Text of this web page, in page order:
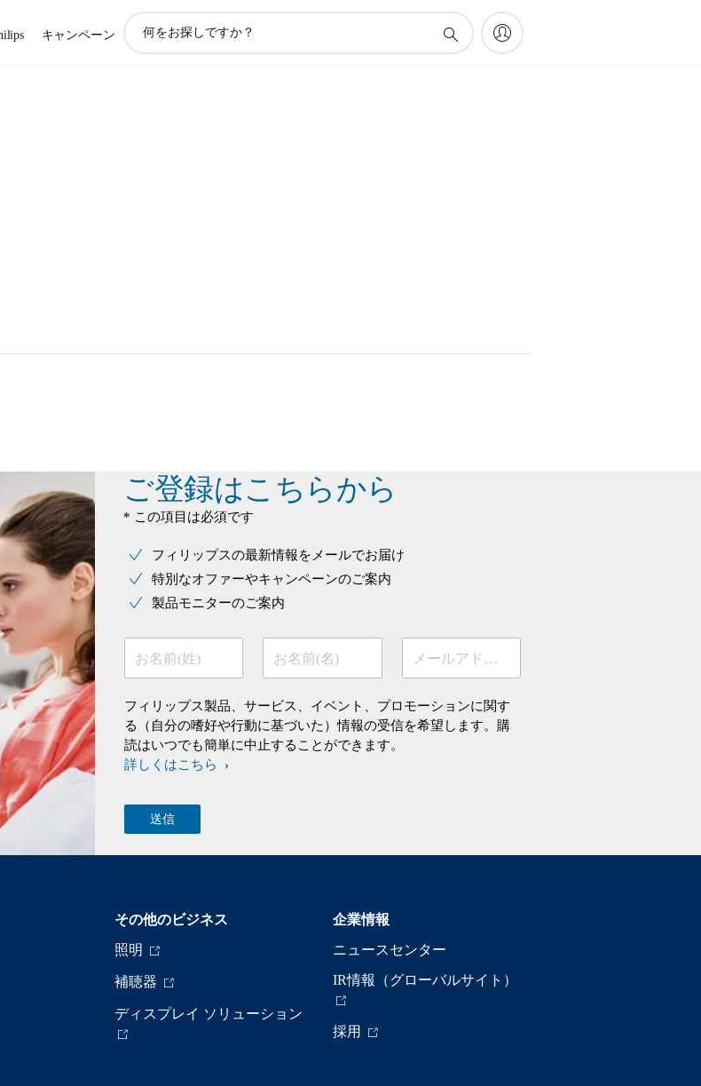
キャンペーン
ご登録はこちらから
* この項目は必須です
フィリップスの最新情報をメールでお届け
特別なオファーやキャンペーンのご案内
製品モニターのご案内
お名前(姓) お名前(名) メールアドレス
フィリップス製品、サービス、イベント、プロモーションに関す
る（自分の嗜好や行動に基づいた）情報の受信を希望します。購
読はいつでも簡単に中止することができます。
詳しくはこちら
その他のビジネス
照明
補聴器
ディスプレイ ソリューション
企業情報
ニュースセンター
IR情報（グローバルサイト）
採用